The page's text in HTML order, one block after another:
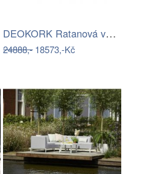
DEOKORK Ratanová variabilní sestava…
24888,-18573,-Kč